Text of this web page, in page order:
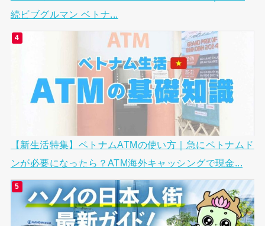
続ビブグルマン ベトナ...
【新生活特集】ベトナムATMの使い方｜急にベトナムド
ンが必要になったら？ATM海外キャッシングで現金...